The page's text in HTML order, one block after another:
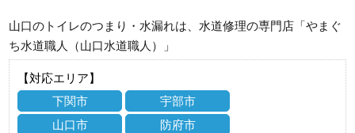
山口のトイレのつまり・水漏れは、水道修理の専門店「やまぐ
ち水道職人（山口水道職人）」
【対応エリア】
下関市
宇部市
山口市
防府市